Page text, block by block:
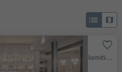
JH-Bar-Jägerhof
Colfosco, Corvara, Regione dolomitica Alta Badia